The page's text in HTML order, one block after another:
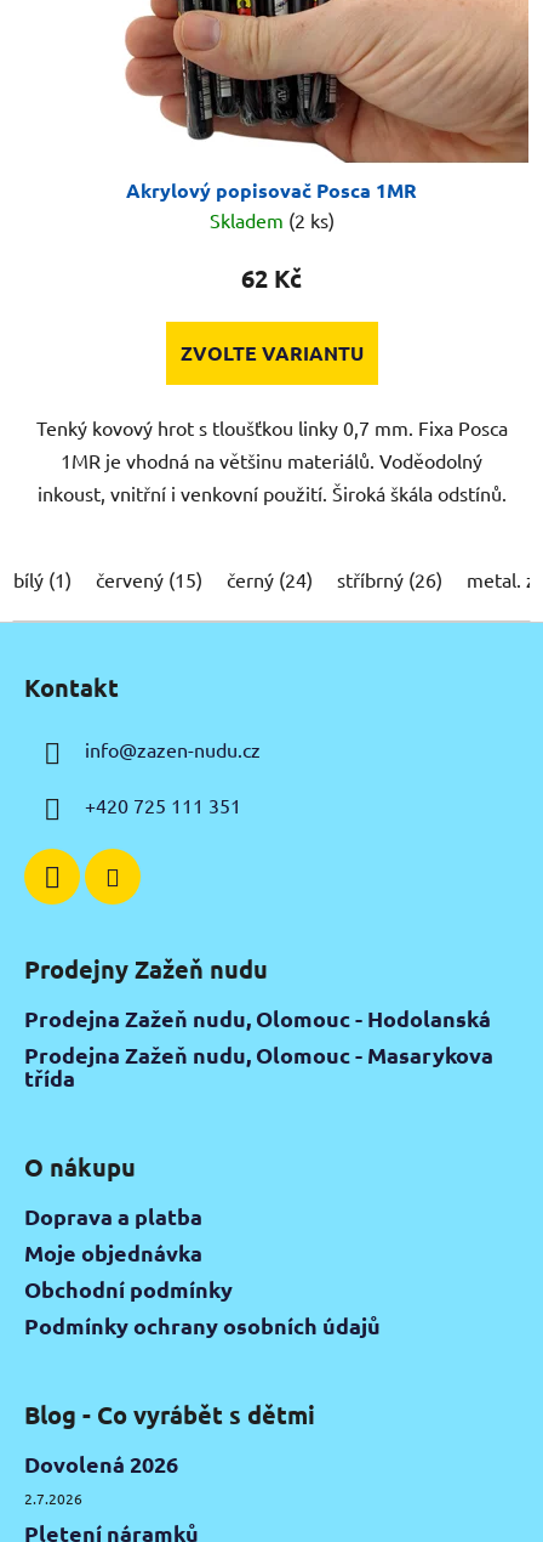
Akrylový popisovač Posca 1MR
Skladem (2 ks)
62 Kč
ZVOLTE VARIANTU
Tenký kovový hrot s tloušťkou linky 0,7 mm. Fixa Posca
1MR je vhodná na většinu materiálů. Voděodolný
inkoust, vnitřní i venkovní použití. Široká škála odstínů.
bílý (1) červený (15) černý (24) stříbrný (26) metal.
Kontakt
info@zazen-nudu.cz
+420 725 111 351
Prodejny Zažeň nudu
Prodejna Zažeň nudu, Olomouc - Hodolanská
Prodejna Zažeň nudu, Olomouc - Masarykova
třída
O nákupu
Doprava a platba
Moje objednávka
Obchodní podmínky
Podmínky ochrany osobních údajů
Blog - Co vyrábět s dětmi
Dovolená 2026
2.7.2026
Pletení náramků